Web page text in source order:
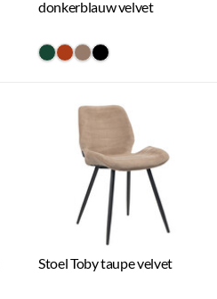
donkerblauw velvet
#154734
#ac3c17
#967b6a
#000000
Stoel Toby taupe velvet